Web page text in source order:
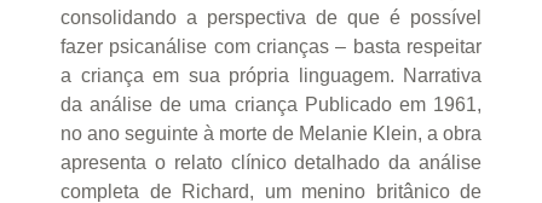
consolidando a perspectiva de que é possível
fazer psicanálise com crianças – basta respeitar
a criança em sua própria linguagem. Narrativa
da análise de uma criança Publicado em 1961,
no ano seguinte à morte de Melanie Klein, a obra
apresenta o relato clínico detalhado da análise
completa de Richard, um menino britânico de